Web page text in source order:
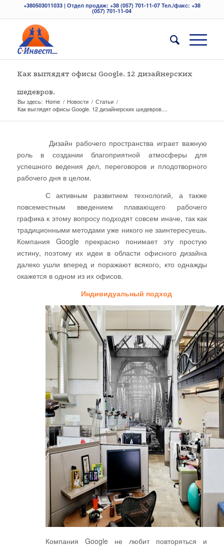
+380503011033 | Отдел продаж: +38 (057) 701-11-07 Тел./факс: +38
(057) 701-11-04
Как выглядят офисы Google. 12 дизайнерских
шедевров.
Вы здесь: Home / Новости / Статьи /
Как выглядят офисы Google. 12 дизайнерских шедевров....
Дизайн рабочего пространства играет важную
роль в создании благоприятной атмосферы для
успешного ведения дел, переговоров и плодотворного
рабочего дня в целом.
С активным развитием технологий, а также
повсеместным введением плавающего рабочего
графика к этому вопросу подходят совсем иначе, так как
традиционными методами уже никого не заинтересуешь.
Компания Google прекрасно понимает эту простую
истину, поэтому их идеи в области офисного дизайна
далеко ушли вперед и поражают всякого, кто однажды
окажется в одном из их офисов.
Индивидуальный подход
Компания Google не любит повторяться и